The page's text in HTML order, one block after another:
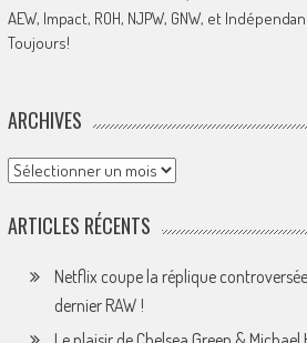
AEW, Impact, ROH, NJPW, GNW, et
Toujours!
ARCHIVES
Archives
ARTICLES RÉCENTS
Netflix coupe la réplique
dernier RAW !